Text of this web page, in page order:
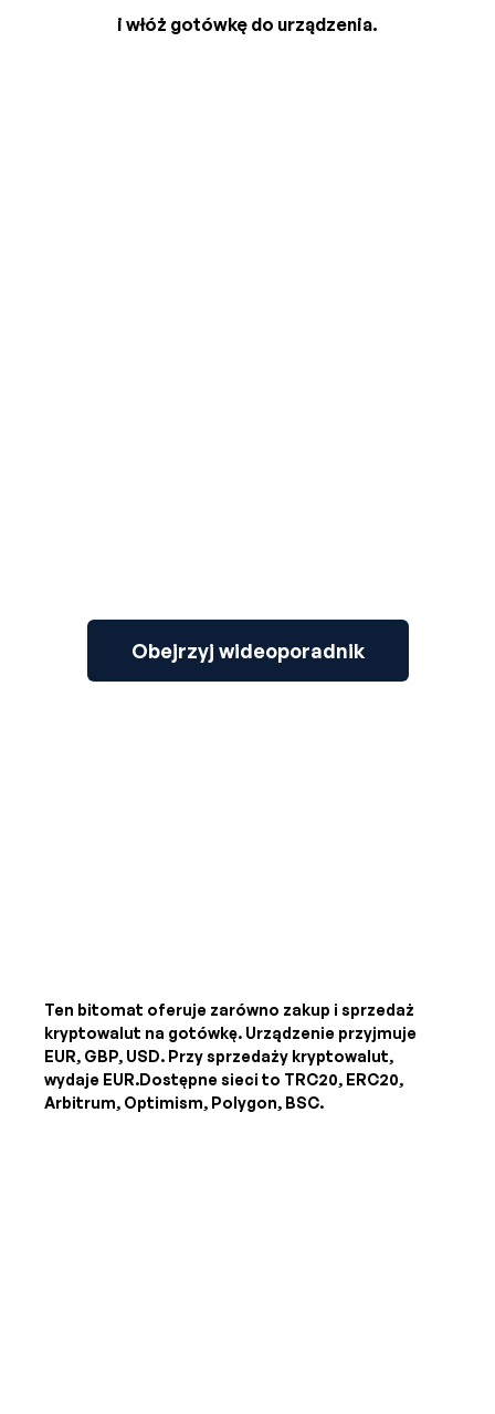
i włóż gotówkę do urządzenia.
Obejrzyj wideoporadnik
Ten bitomat oferuje zarówno zakup i sprzedaż
kryptowalut na gotówkę. Urządzenie przyjmuje
EUR, GBP, USD. Przy sprzedaży kryptowalut,
wydaje EUR.Dostępne sieci to TRC20, ERC20,
Arbitrum, Optimism, Polygon, BSC.